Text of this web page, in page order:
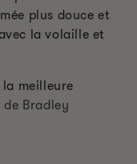
plus douce et
la volaille et
meilleure
de Bradley